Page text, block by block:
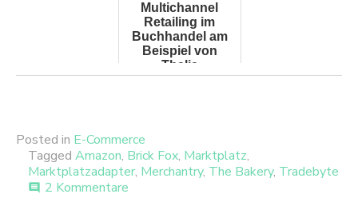
Multichannel
Retailing im
Buchhandel am
Beispiel von
Thalia
Posted in E-Commerce
Tagged Amazon, Brick Fox, Marktplatz,
Marktplatzadapter, Merchantry, The Bakery, Tradebyte
comment 2 Kommentare